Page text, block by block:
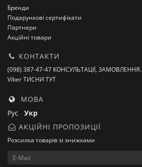
Бренди
Подарункові сертифікати
Партнери
Акційні товари
КОНТАКТИ
(098) 387-47-47 КОНСУЛЬТАЦІЇ, ЗАМОВЛЕННЯ.
Viber ТИСНИ ТУТ
МОВА
Рус Укр
АКЦІЙНІ ПРОПОЗИЦІЇ
Розсилка товарів зі знижками